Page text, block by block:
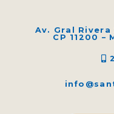
Av. Gral
CP 11200 –